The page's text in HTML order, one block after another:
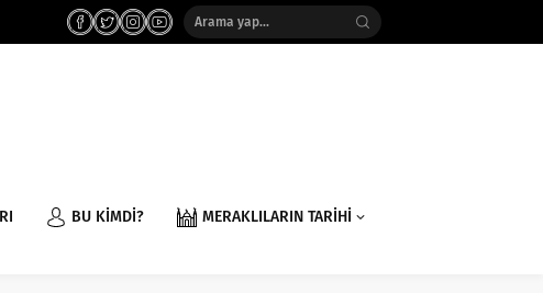
BU KİMDİ? MERAKLILARIN TARİHİ